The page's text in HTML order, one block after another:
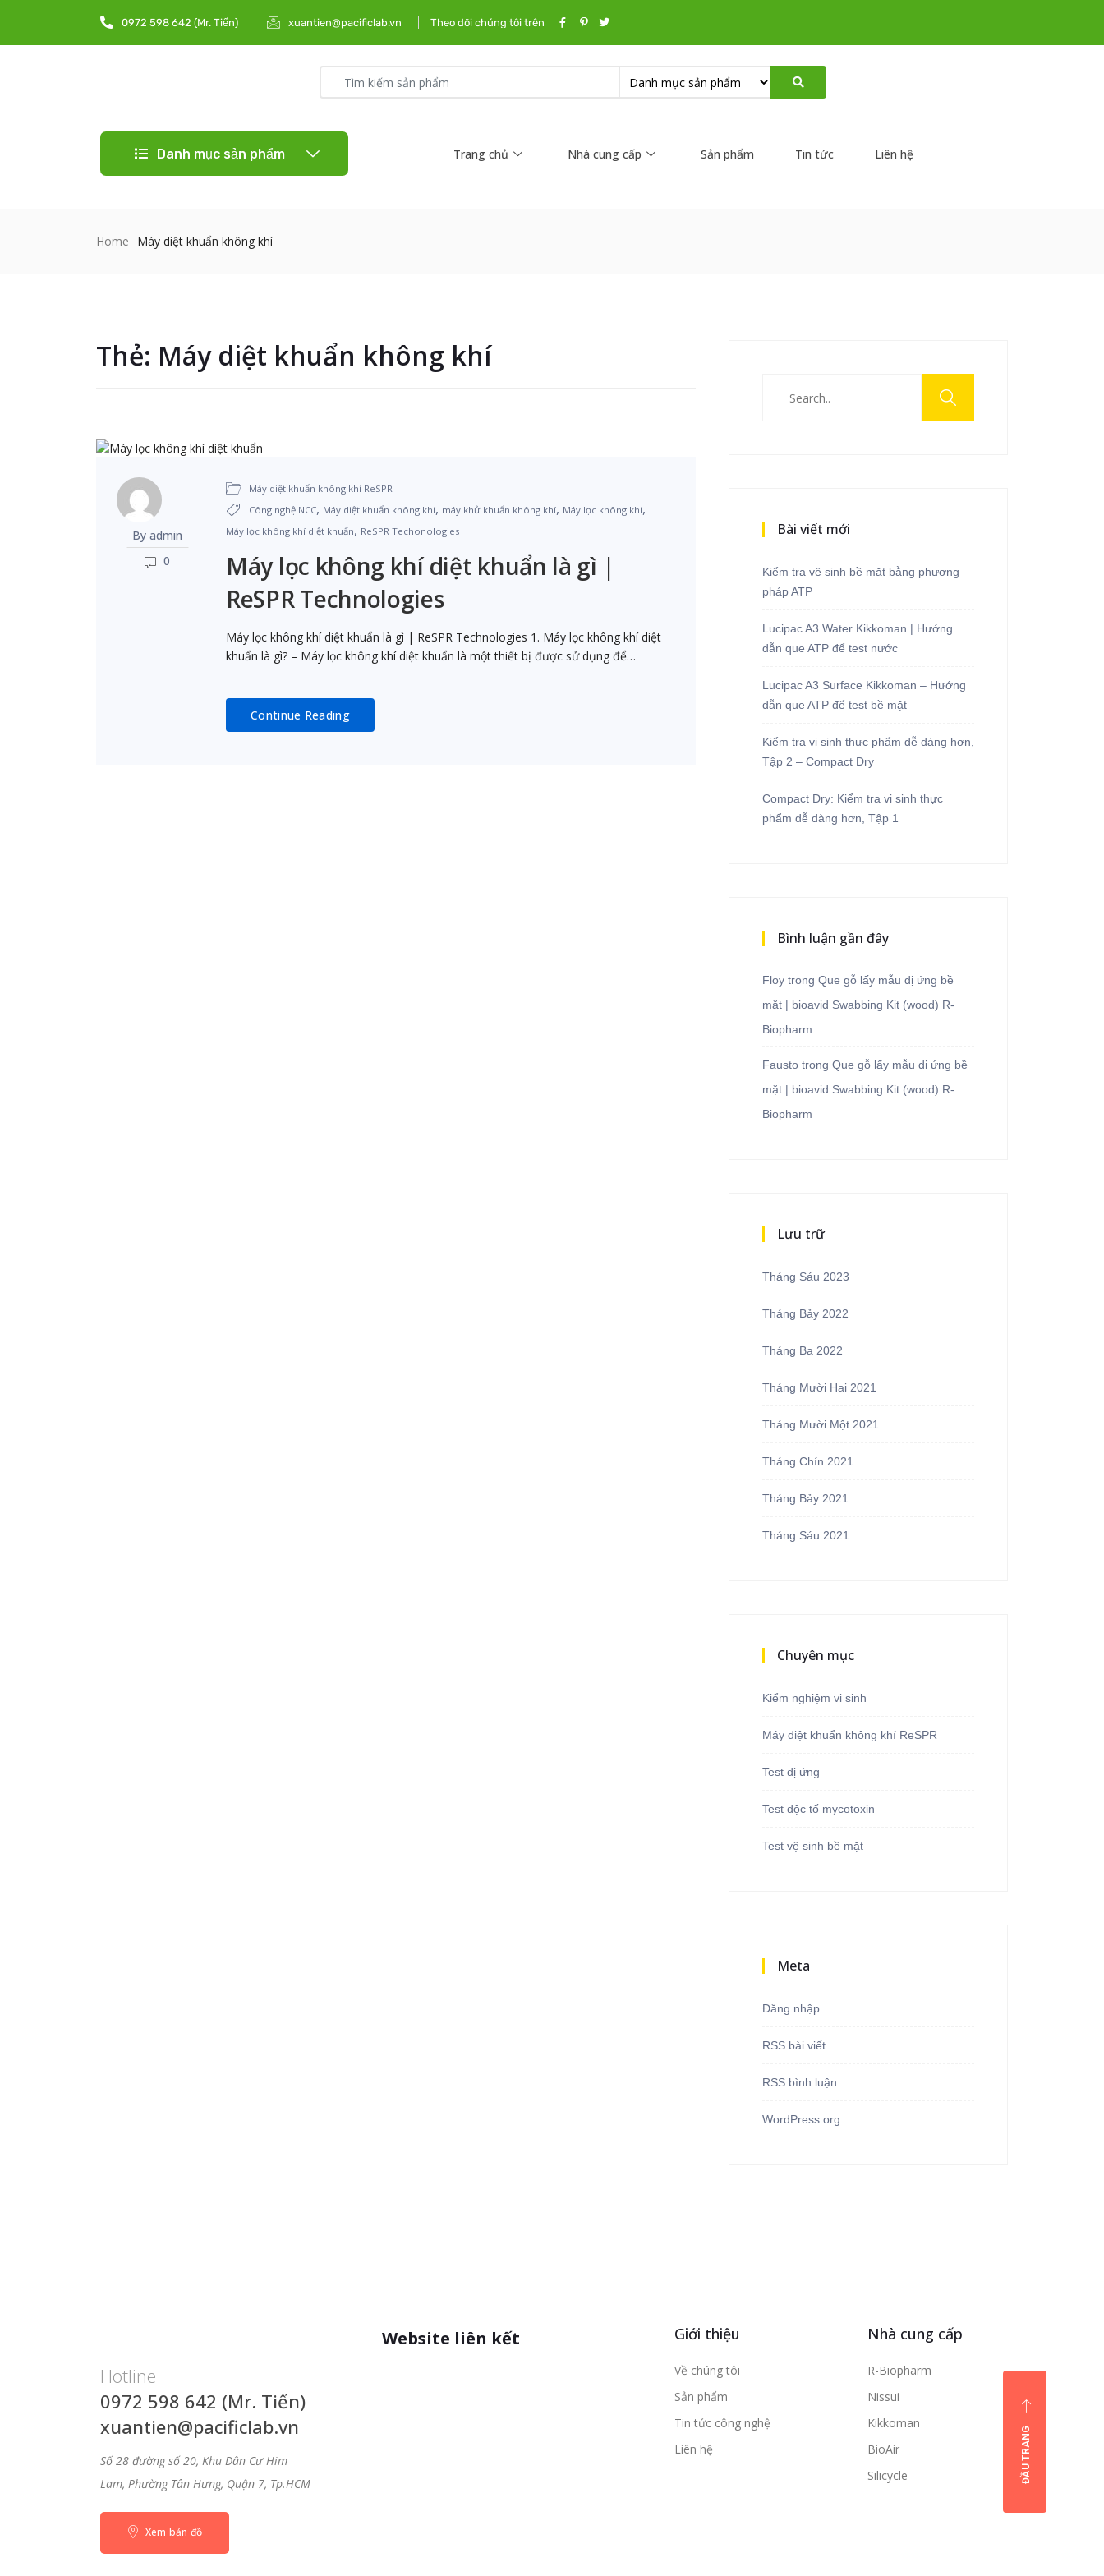
0972 598 642 (Mr. Tiến) xuantien@pacificlab.vn Theo dõi chúng tôi trên
Danh mục sản phẩm Trang chủ Nhà cung cấp Sản phẩm Tin tức Liên hệ
Home Máy diệt khuẩn không khí
Thẻ: Máy diệt khuẩn không khí
By admin
0
Máy diệt khuẩn không khí ReSPR
Công nghệ NCC, Máy diệt khuẩn không khí, máy khử khuẩn không khí, Máy lọc không khí,
Máy lọc không khí diệt khuẩn, ReSPR Techonologies
Máy lọc không khí diệt khuẩn là gì |
ReSPR Technologies
Máy lọc không khí diệt khuẩn là gì | ReSPR Technologies 1. Máy lọc không khí diệt
khuẩn là gì? – Máy lọc không khí diệt khuẩn là một thiết bị được sử dụng để…
Continue Reading
Bài viết mới
Kiểm tra vệ sinh bề mặt bằng phương
pháp ATP
Lucipac A3 Water Kikkoman | Hướng
dẫn que ATP để test nước
Lucipac A3 Surface Kikkoman – Hướng
dẫn que ATP để test bề mặt
Kiểm tra vi sinh thực phẩm dễ dàng hơn,
Tập 2 – Compact Dry
Compact Dry: Kiểm tra vi sinh thực
phẩm dễ dàng hơn, Tập 1
Bình luận gần đây
Floy trong Que gỗ lấy mẫu dị ứng bề
mặt | bioavid Swabbing Kit (wood) R-
Biopharm
Fausto trong Que gỗ lấy mẫu dị ứng bề
mặt | bioavid Swabbing Kit (wood) R-
Biopharm
Lưu trữ
Tháng Sáu 2023
Tháng Bảy 2022
Tháng Ba 2022
Tháng Mười Hai 2021
Tháng Mười Một 2021
Tháng Chín 2021
Tháng Bảy 2021
Tháng Sáu 2021
Chuyên mục
Kiểm nghiệm vi sinh
Máy diệt khuẩn không khí ReSPR
Test dị ứng
Test độc tố mycotoxin
Test vệ sinh bề mặt
Meta
Đăng nhập
RSS bài viết
RSS bình luận
WordPress.org
Hotline
0972 598 642 (Mr. Tiến)
xuantien@pacificlab.vn
Số 28 đường số 20, Khu Dân Cư Him
Lam, Phường Tân Hưng, Quận 7, Tp.HCM
Xem bản đồ
Website liên kết Giới thiệu
Về chúng tôi
Sản phẩm
Tin tức công nghệ
Liên hệ
Nhà cung cấp
R-Biopharm
Nissui
Kikkoman
BioAir
Silicycle
ĐẦU TRANG